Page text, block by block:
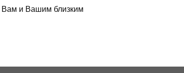
Вам и Вашим близким